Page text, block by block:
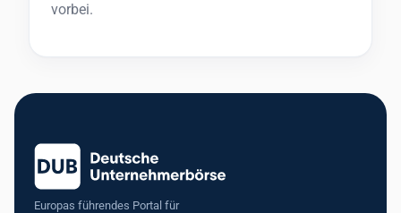
vorbei.
Europas führendes Portal für